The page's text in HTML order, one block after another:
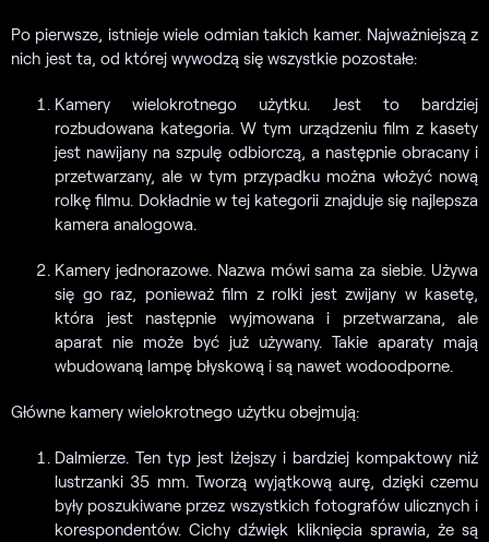
Po pierwsze, istnieje wiele odmian takich kamer. Najważniejszą z
nich jest ta, od której wywodzą się wszystkie pozostałe:
Kamery wielokrotnego użytku. Jest to bardziej
rozbudowana kategoria. W tym urządzeniu film z kasety
jest nawijany na szpulę odbiorczą, a następnie obracany i
przetwarzany, ale w tym przypadku można włożyć nową
rolkę filmu. Dokładnie w tej kategorii znajduje się najlepsza
kamera analogowa.
Kamery jednorazowe. Nazwa mówi sama za siebie. Używa
się go raz, ponieważ film z rolki jest zwijany w kasetę,
która jest następnie wyjmowana i przetwarzana, ale
aparat nie może być już używany. Takie aparaty mają
wbudowaną lampę błyskową i są nawet wodoodporne.
Główne kamery wielokrotnego użytku obejmują:
Dalmierze. Ten typ jest lżejszy i bardziej kompaktowy niż
lustrzanki 35 mm. Tworzą wyjątkową aurę, dzięki czemu
były poszukiwane przez wszystkich fotografów ulicznych i
korespondentów. Cichy dźwięk kliknięcia sprawia, że są